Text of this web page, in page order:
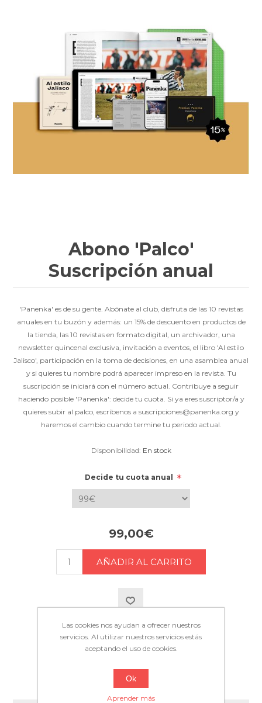
Abono 'Palco'
Suscripción anual
'Panenka' es de su gente. Abónate al club, disfruta de las 10 revistas
anuales en tu buzón y además: un 15% de descuento en productos de
la tienda, las 10 revistas en formato digital, un archivador, una
newsletter quincenal exclusiva, invitación a eventos, el libro 'Al estilo
Jalisco', participación en la toma de decisiones, en una asamblea anual
y si quieres tu nombre podrá aparecer impreso en la revista. Tu
suscripción se iniciará con el número actual. Contribuye a seguir
haciendo posible 'Panenka': decide tu cuota. Si ya eres suscriptor/a y
quieres subir al palco, escríbenos a suscripciones@panenka.org y
haremos el cambio cuando termine tu periodo actual.
Disponibilidad: En stock
Decide tu cuota anual *
99,00€
Las cookies nos ayudan a ofrecer nuestros
servicios. Al utilizar nuestros servicios estás
aceptando el uso de cookies.
Ok
Aprender más